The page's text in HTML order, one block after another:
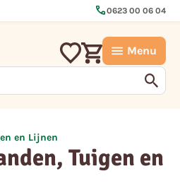
call0623 00 06 04
Menu
en Lijnen
Tuigen en